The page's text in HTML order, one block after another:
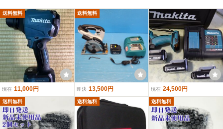
送料無料
現在 11,000円
送料無料
即決 13,500円 現在 24,500円
送料無料 送料無料 送料無料